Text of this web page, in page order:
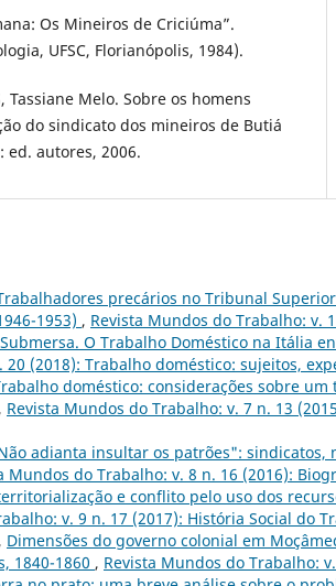
Os Mineiros de Criciúma”.
UFSC, Florianópolis, 1984).
Tassiane Melo. Sobre os homens
do sindicato dos mineiros de Butiá
ed. autores, 2006.
precários no Tribunal
1953) , Revista Mundos do Trabalho: v.
O Trabalho Doméstico na Itália
(2018): Trabalho doméstico: sujeitos,
doméstico: considerações sobre
, Revista Mundos do Trabalho: v. 7 n. 13
adianta insultar os patrões": sindicatos,
Mundos do Trabalho: v. 8 n. 16 (2016):
e conflito pelo uso dos
v. 9 n. 17 (2017): História Social do
Dimensões do governo colonial em
1840-1860 , Revista Mundos do Trabalho: